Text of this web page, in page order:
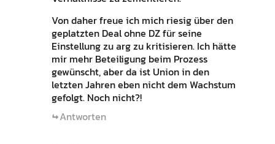
Von daher freue ich mich riesig über den
geplatzten Deal ohne DZ für seine
Einstellung zu arg zu kritisieren. Ich hätte
mir mehr Beteiligung beim Prozess
gewünscht, aber da ist Union in den
letzten Jahren eben nicht dem Wachstum
gefolgt. Noch nicht?!
Antworten